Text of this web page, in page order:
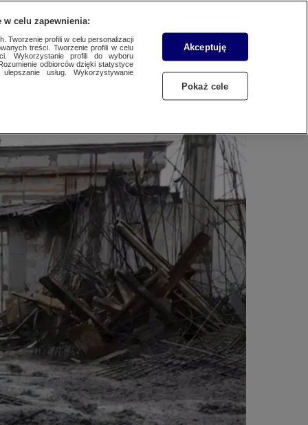
WYŚLIJ MATERIAŁ
nie żyje
w celu zapewnienia:
Tworzenie profili w celu personalizacji
treści. Tworzenie profili w celu
Wykorzystanie profili do wyboru
odbiorców dzięki statystyce
usług. Wykorzystywanie
Akceptuję
Pokaż cele